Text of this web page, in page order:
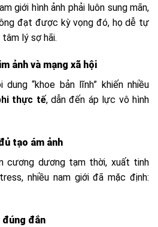
giới hình ảnh phải luôn sung mãn,
đạt được kỳ vọng đó, họ dễ tự
lý sợ hãi.
ảnh và mạng xã hội
“khoe bản lĩnh” khiến nhiều
thực tế, dẫn đến áp lực vô hình
tạo ám ảnh
cương dương tạm thời, xuất tinh
nhiều nam giới đã mặc định:
đúng đắn